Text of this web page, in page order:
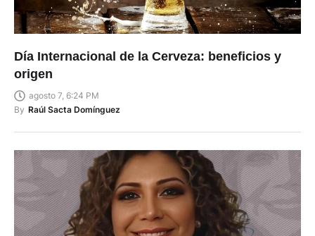
Día Internacional de la Cerveza: beneficios y
origen
agosto 7, 6:24 PM
By Raúl Sacta Domínguez